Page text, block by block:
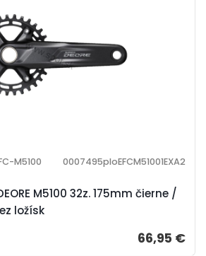
M5100 32z. 175mm čierne /
ložísk
M5100
0007495ploEFCM51001EXA2
66,95 €